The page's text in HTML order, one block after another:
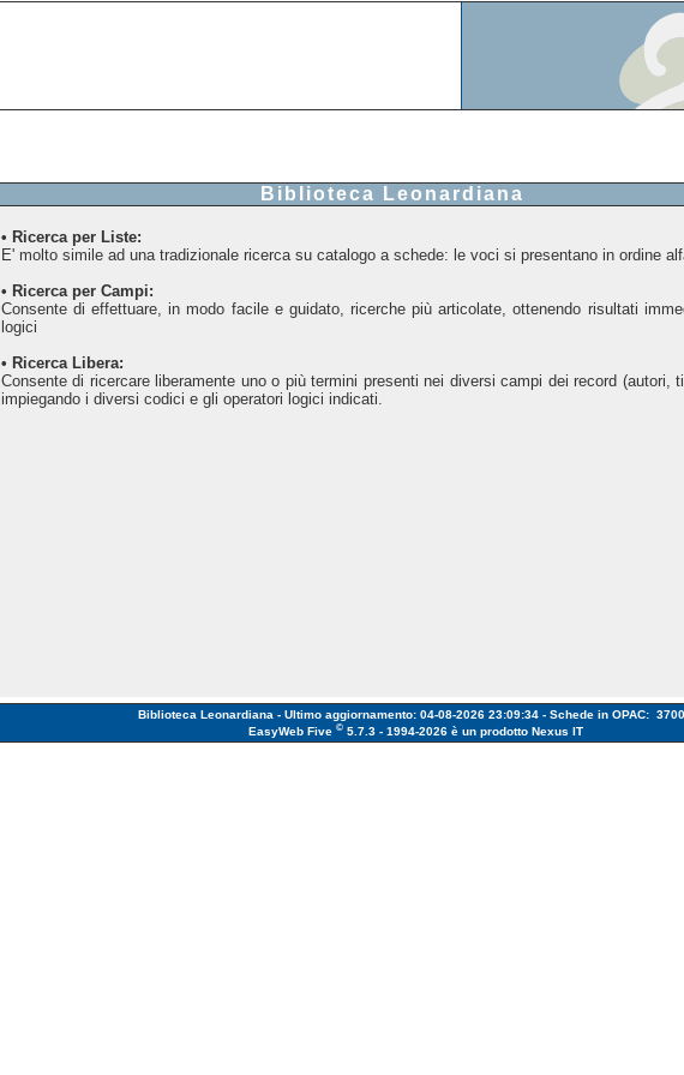
Biblioteca Leonardiana
• Ricerca per Liste:
E' molto simile ad una tradizionale ricerca su catalogo a schede: le voci si presentano in ordine
• Ricerca per Campi:
Consente di effettuare, in modo facile e guidato, ricerche più articolate, ottenendo risultati
logici
• Ricerca Libera:
Consente di ricercare liberamente uno o più termini presenti nei diversi campi dei record
impiegando i diversi codici e gli operatori logici indicati.
Biblioteca Leonardiana - Ultimo aggiornamento: 04-08-2026 23:09:34 - Schede in OPAC:
EasyWeb Five ©5.7.3 - 1994-2026 è un prodotto Nexus IT